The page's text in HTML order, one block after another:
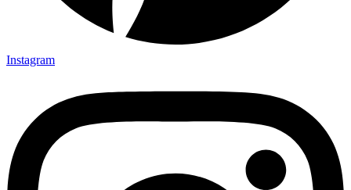
Instagram